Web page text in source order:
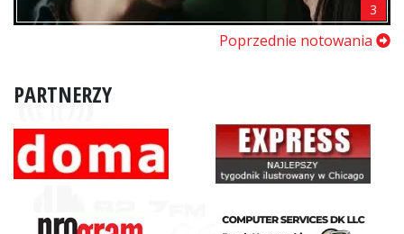
3
Poprzednie notowania
PARTNERZY